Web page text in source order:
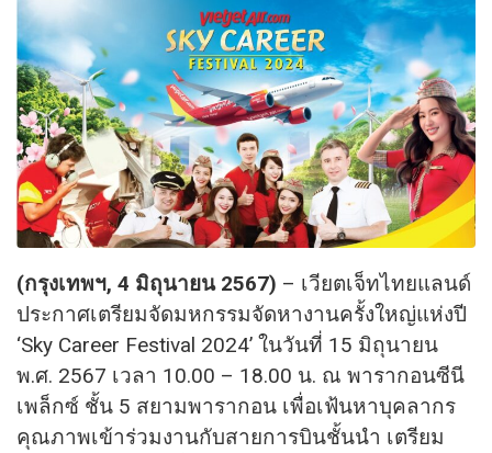
(กรุงเทพฯ, 4 มิถุนายน 2567) – เวียตเจ็ทไทยแลนด์
ประกาศเตรียมจัดมหกรรมจัดหางานครั้งใหญ่แห่งปี
‘Sky Career Festival 2024’ ในวันที่ 15 มิถุนายน
พ.ศ. 2567 เวลา 10.00 – 18.00 น. ณ พารากอนซีนี
เพล็กซ์ ชั้น 5 สยามพารากอน เพื่อเฟ้นหาบุคลากร
คุณภาพเข้าร่วมงานกับสายการบินชั้นนำ เตรียม